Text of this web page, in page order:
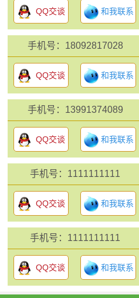
QQ交谈 和我联系
手机号：18092817028
QQ交谈 和我联系
手机号：13991374089
QQ交谈 和我联系
手机号：1111111111
QQ交谈 和我联系
手机号：1111111111
QQ交谈 和我联系